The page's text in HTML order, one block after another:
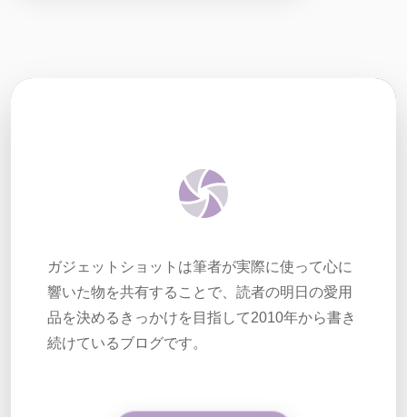
ガジェットショットは筆者が実際に使って心に
響いた物を共有することで、読者の明日の愛用
品を決めるきっかけを目指して2010年から書き
続けているブログです。